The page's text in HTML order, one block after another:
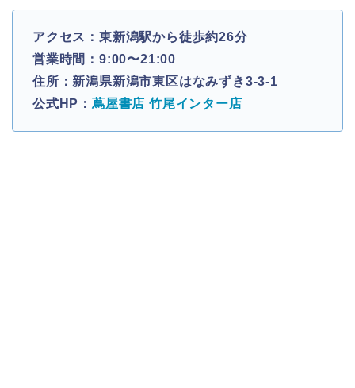
アクセス：東新潟駅から徒歩約26分
営業時間：9:00〜21:00
住所：新潟県新潟市東区はなみずき3-3-1
公式HP： 蔦屋書店 竹尾インター店